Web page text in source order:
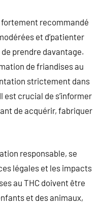
fortement recommandé
et d’patienter
prendre davantage.
de friandises au
strictement dans
est crucial de s’informer
de acquérir, fabriquer
responsable, se
légales et les impacts
au THC doivent être
et des animaux,